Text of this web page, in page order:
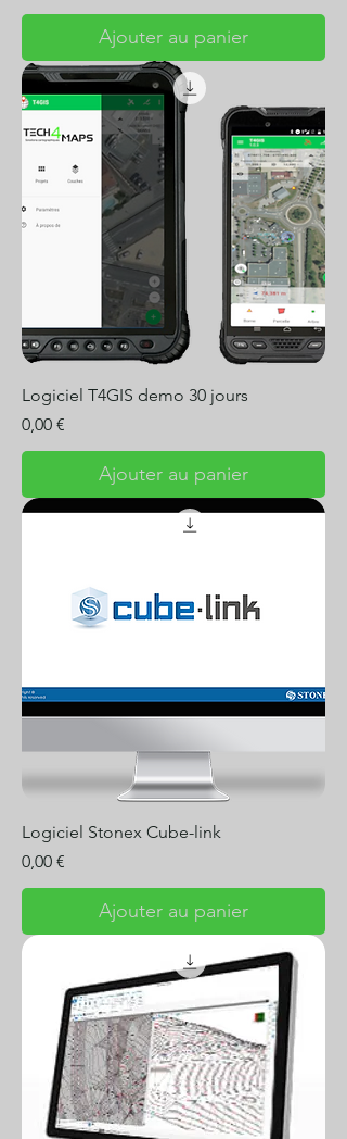
Ajouter au panier
Logiciel T4GIS demo 30 jours
Prix
0,00 €
Ajouter au panier
Logiciel Stonex Cube-link
Prix
0,00 €
Ajouter au panier